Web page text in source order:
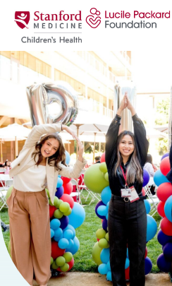
콘텐츠로 건너뛰기